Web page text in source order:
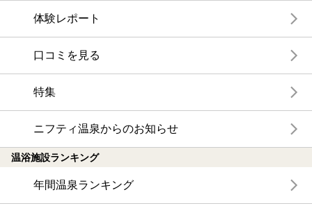
体験レポート
口コミを見る
特集
ニフティ温泉からのお知らせ
温浴施設ランキング
年間温泉ランキング